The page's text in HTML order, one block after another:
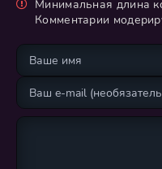
Минимальная длина
Комментарии